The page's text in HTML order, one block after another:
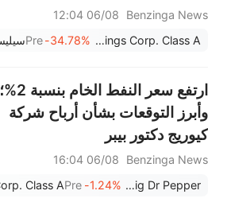
جلسة ما قبل افتتاح السوق يوم
الخميس.
Benzinga News
06/08 12:04
UWM Holdings Corp. Class A
-34.78%
Pre
ارتفع سعر النفط الخام بنسبة 2%؛
وأبرز التوقعات بشأن أرباح شركة
كيوريج دكتور بيبر
Benzinga News
06/08 16:04
Keurig Dr Pepper
-1.24%
Pre